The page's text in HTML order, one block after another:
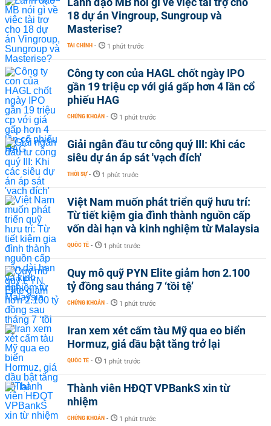
18 dự án Vingroup, Sungroup và
Masterise?
TÀI CHÍNH - 1 phút trước
Công ty con của HAGL chốt ngày IPO
gần 19 triệu cp với giá gấp hơn 4 lần cổ
phiếu HAG
CHỨNG KHOÁN - 1 phút trước
Giải ngân đầu tư công quý III: Khi các
siêu dự án áp sát 'vạch đích'
THỜI SỰ - 1 phút trước
Việt Nam muốn phát triển quỹ hưu trí:
Từ tiết kiệm gia đình thành nguồn cấp
vốn dài hạn và kinh nghiệm từ Malaysia
QUỐC TẾ - 1 phút trước
Quy mô quỹ PYN Elite giảm hơn 2.100
tỷ đồng sau tháng 7 ‘tồi tệ’
CHỨNG KHOÁN - 1 phút trước
Iran xem xét cấm tàu Mỹ qua eo biển
Hormuz, giá dầu bật tăng trở lại
QUỐC TẾ - 1 phút trước
Thành viên HĐQT VPBankS xin từ
nhiệm
CHỨNG KHOÁN - 1 phút trước